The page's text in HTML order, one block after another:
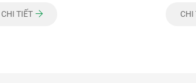
CHI TIẾT CHI